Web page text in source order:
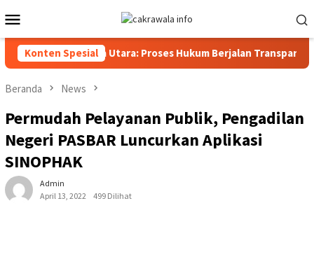
ke
kontenMobile
Konten Spesial
Polres Toraja Utara: Proses Hukum Berjalan Transparan
Beranda News
Permudah Pelayanan Publik, Pengadilan
Negeri PASBAR Luncurkan Aplikasi
SINOPHAK
Admin
April 13, 2022
499 Dilihat